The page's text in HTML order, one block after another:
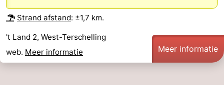
Strand afstand: ±1,7 km.
't Land 2, West-Terschelling
web. Meer informatie Meer informatie